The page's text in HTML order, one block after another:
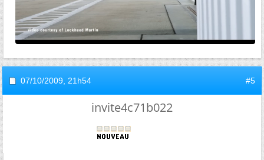
07/10/2009, 21h54 #5
invite4c71b022